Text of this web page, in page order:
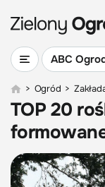
ABC
> Ogród >
TOP 20